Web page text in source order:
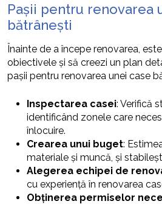
Pașii pentru renovarea
bătrânești
Înainte de a începe renovarea,
obiectivele și să creezi un plan
pașii pentru renovarea unei case
Inspectarea casei: Verifică
identificând zonele care
înlocuire.
Crearea unui buget:
materiale și muncă, și
Alegerea echipei de
cu experiență în renovarea
Obținerea permiselor